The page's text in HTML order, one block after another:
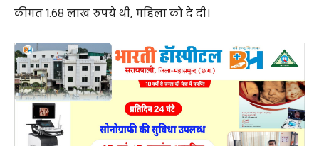
कीमत 1.68 लाख रुपये थी, महिला को दे दी।